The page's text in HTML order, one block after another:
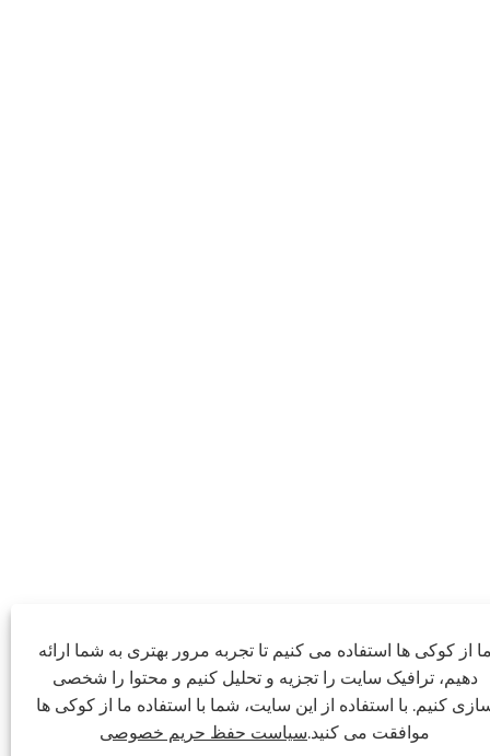
از کوکی ها استفاده می کنیم تا تجربه مرور بهتری به شما ارائه
دهیم، ترافیک سایت را تجزیه و تحلیل کنیم و محتوا را شخصی
کنیم. با استفاده از این سایت، شما با استفاده ما از کوکی ها
موافقت می کنید.سیاست حفظ حریم خصوصی